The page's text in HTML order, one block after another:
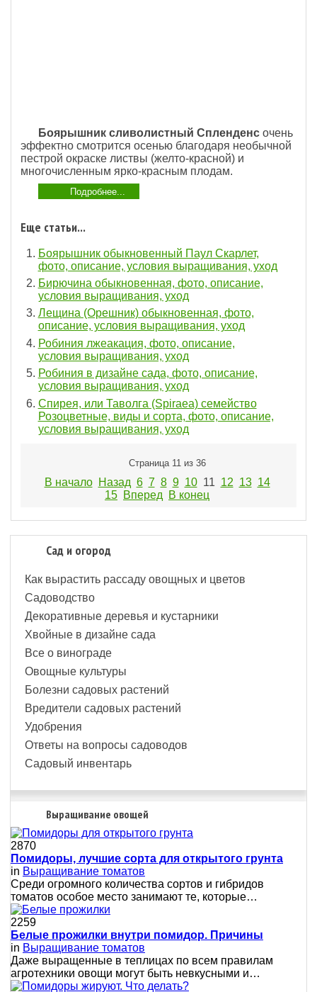
Боярышник сливолистный Спленденс очень
эффектно смотрится осенью благодаря необычной
пестрой окраске листвы (желто-красной) и
многочисленным ярко-красным плодам.
Подробнее...
Еще статьи...
Боярышник обыкновенный Паул Скарлет,
фото, описание, условия выращивания, уход
Бирючина обыкновенная, фото, описание,
условия выращивания, уход
Лещина (Орешник) обыкновенная, фото,
описание, условия выращивания, уход
Робиния лжеакация, фото, описание,
условия выращивания, уход
Робиния в дизайне сада, фото, описание,
условия выращивания, уход
Спирея, или Таволга (Spiraea) семейство
Розоцветные, виды и сорта, фото, описание,
условия выращивания, уход
Страница 11 из 36
В начало Назад 6 7 8 9 10 11 12 13 14
15 Вперед В конец
Сад и огород
Как вырастить рассаду овощных и цветов
Садоводство
Декоративные деревья и кустарники
Хвойные в дизайне сада
Все о винограде
Овощные культуры
Болезни садовых растений
Вредители садовых растений
Удобрения
Ответы на вопросы садоводов
Садовый инвентарь
Выращивание овощей
2870
Помидоры, лучшие сорта для открытого грунта
in Выращивание томатов
Среди огромного количества сортов и гибридов
томатов особое место занимают те, которые…
2259
Белые прожилки внутри помидор. Причины
in Выращивание томатов
Даже выращенные в теплицах по всем правилам
агротехники овощи могут быть невкусными и…